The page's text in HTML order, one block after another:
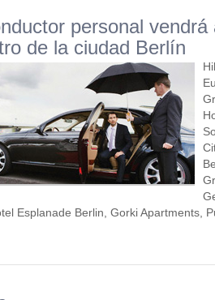
personal
de la ciudad Berlín
Esplanade Berlin, Gorki Apartments,